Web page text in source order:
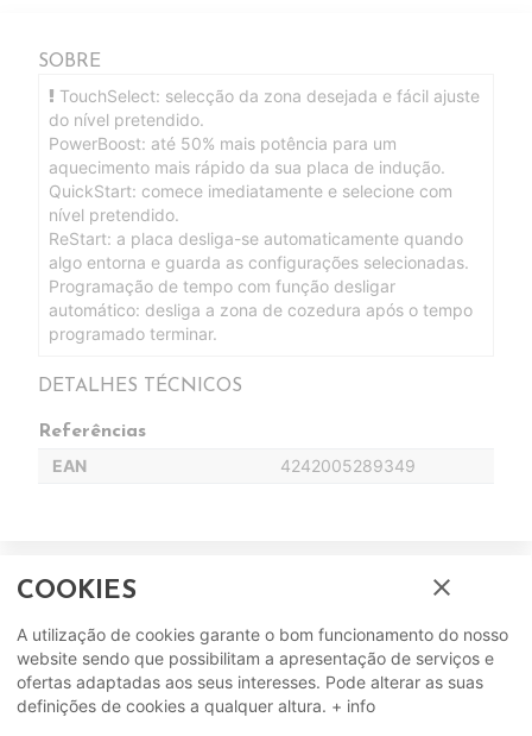
SOBRE
TouchSelect: selecção da zona desejada e fácil ajuste
do nível pretendido.
PowerBoost: até 50% mais potência para um
aquecimento mais rápido da sua placa de indução.
QuickStart: comece imediatamente e selecione com
nível pretendido.
ReStart: a placa desliga-se automaticamente quando
algo entorna e guarda as configurações selecionadas.
Programação de tempo com função desligar
automático: desliga a zona de cozedura após o tempo
programado terminar.
DETALHES TÉCNICOS
Referências
EAN 4242005289349
Complete o seu ambiente
COOKIES close
A utilização de cookies garante o bom funcionamento do nosso
website sendo que possibilitam a apresentação de serviços e
ofertas adaptadas aos seus interesses. Pode alterar as suas
definições de cookies a qualquer altura. + info